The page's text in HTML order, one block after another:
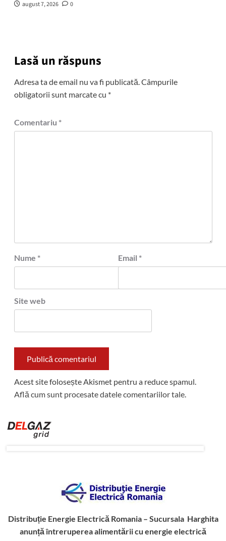
august 7, 2026 0
Lasă un răspuns
Adresa ta de email nu va fi publicată.Câmpurile
obligatorii sunt marcate cu *
Comentariu *
Nume * Email *
Site web
Acest site folosește Akismet pentru a reduce spamul.
Află cum sunt procesate datele comentariilor tale.
Distribuție Energie Electrică Romania – Sucursala Harghita
anunță întreruperea alimentării cu energie electrică